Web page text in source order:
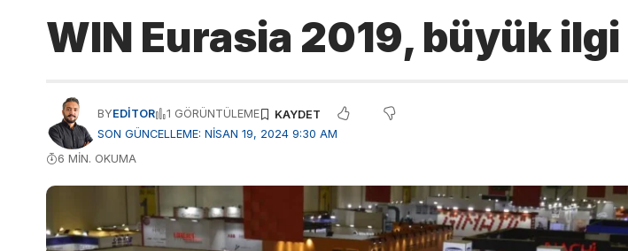
WIN Eurasia 2019, büyük
SON GÜNCELLEME: NISAN 19, 2024 9:30 AM
BYEDITOR 1 GÖRÜNTÜLEME
6 MIN. OKUMA